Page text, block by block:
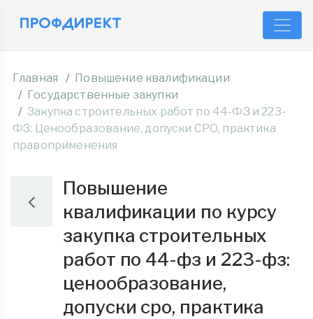
Главная
Повышение квалификации
Государственные закупки
Закупка строительных работ по 44-ФЗ и 223-
ФЗ: Ценообразование, допуски СРО, практика
правоприменения
Повышение
квалификации по курсу
закупка строительных
работ по 44-фз и 223-фз:
ценообразование,
допуски сро, практика